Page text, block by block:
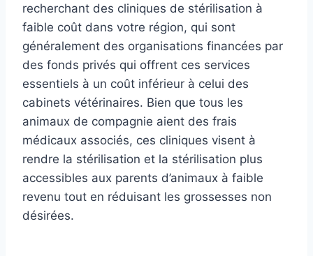
recherchant des cliniques de stérilisation à
faible coût dans votre région, qui sont
généralement des organisations financées par
des fonds privés qui offrent ces services
essentiels à un coût inférieur à celui des
cabinets vétérinaires. Bien que tous les
animaux de compagnie aient des frais
médicaux associés, ces cliniques visent à
rendre la stérilisation et la stérilisation plus
accessibles aux parents d’animaux à faible
revenu tout en réduisant les grossesses non
désirées.